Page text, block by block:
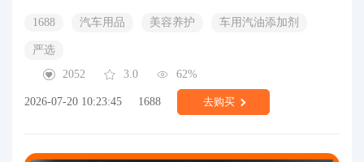
1688 汽车用品 美容养护 车用汽油添加剂
严选
2052
3.0 62%
2026-07-20 10:23:45 1688 去购买